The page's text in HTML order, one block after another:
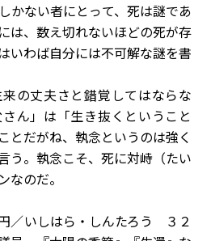
かない者にとって、死は謎であ
は、数え切れないほどの死が存
いわば自分には不可解な謎を書
の丈夫さと錯覚してはならな
ん」は「生き抜くということ
とだがね、執念というのは強く
う。執念こそ、死に対峙（たい
なのだ。
／いしはら・しんたろう ３２